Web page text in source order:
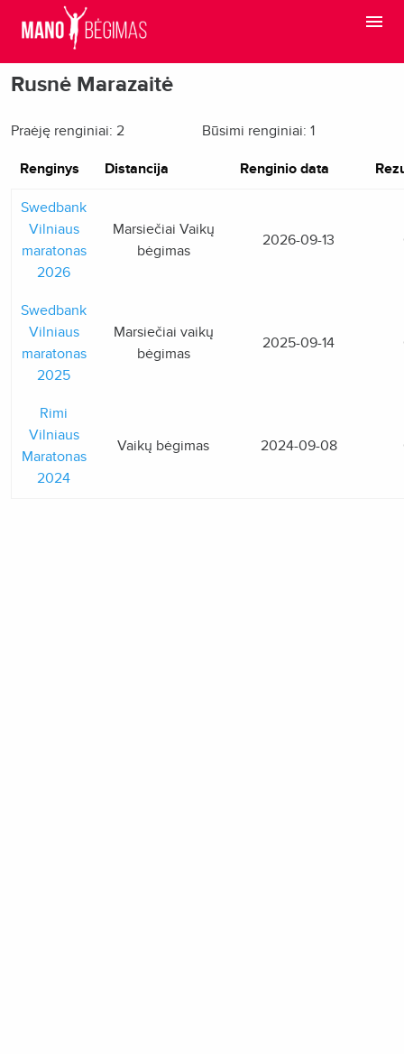
Rusnė Marazaitė
Praėję renginiai: 2 Būsimi renginiai: 1
Renginys Distancija Renginio data
Swedbank
Vilniaus
maratonas
2026
Marsiečiai Vaikų
bėgimas
2026-09-13
Swedbank
Vilniaus
maratonas
2025
Marsiečiai vaikų
bėgimas
2025-09-14
Rimi
Vilniaus
Maratonas
2024
Vaikų bėgimas 2024-09-08